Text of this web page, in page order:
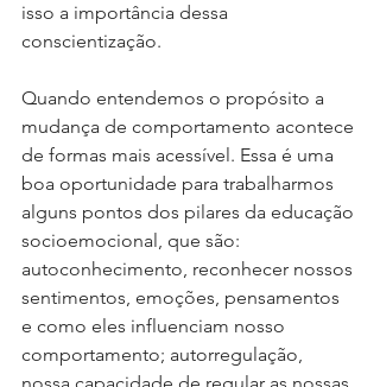
isso a importância dessa
conscientização.
Quando entendemos o propósito a
mudança de comportamento acontece
de formas mais acessível. Essa é uma
boa oportunidade para trabalharmos
alguns pontos dos pilares da educação
socioemocional, que são:
autoconhecimento, reconhecer nossos
sentimentos, emoções, pensamentos
e como eles influenciam nosso
comportamento; autorregulação,